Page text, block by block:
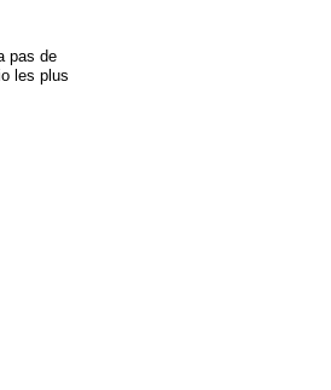
pas de
les plus